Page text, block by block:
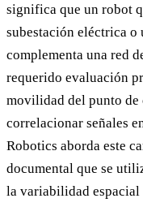
significa que un robot
subestación eléctrica
complementa una red
requerido evaluación
movilidad del punto de
correlacionar señales
Robotics aborda este
documental que se
la variabilidad